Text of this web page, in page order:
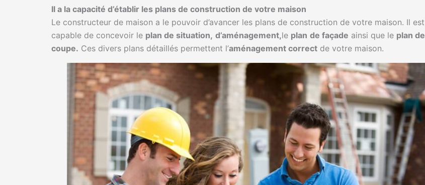
Il a la capacité d’établir les plans de construction de votre maison
Le constructeur de maison a le pouvoir d’avancer les plans de construction de votre maison. Il est
capable de concevoir le plan de situation, d’aménagement,le plan de façade ainsi que le plan de
coupe. Ces divers plans détaillés permettent l’aménagement correct de votre maison.